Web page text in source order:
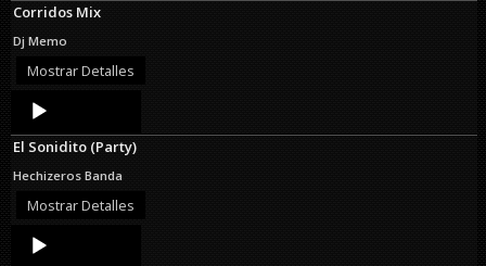
Corridos Mix
Dj Memo
Mostrar Detalles
Audio
Player
El Sonidito (Party)
Hechizeros Banda
Mostrar Detalles
Audio
Player